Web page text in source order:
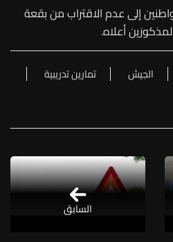
إلى عدم الاقتراب من بقعة
أعلاه.
الجيش
تمارين تدريبية
السابق